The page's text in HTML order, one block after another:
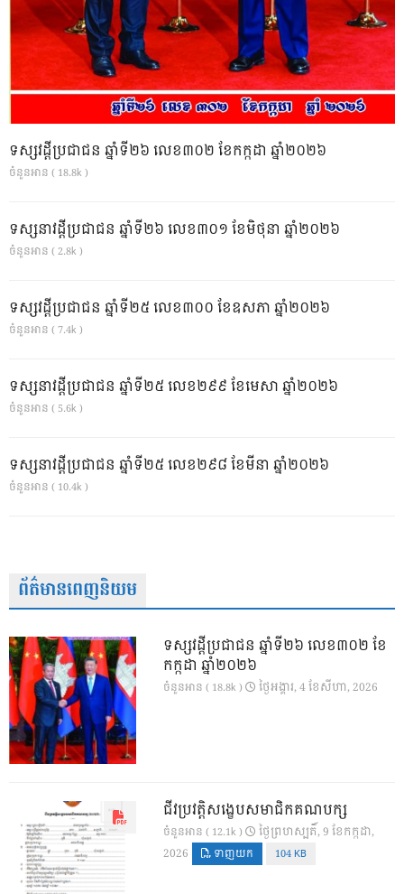
ទស្សវដ្តីប្រជាជន ឆ្នាំទី២៦ លេខ៣០២ ខែកក្កដា ឆ្នាំ២០២៦
ចំនួនអាន ( 18.8k )
ទស្សនាវដ្ដីប្រជាជន ឆ្នាំទី២៦ លេខ៣០១ ខែមិថុនា ឆ្នាំ២០២៦
ចំនួនអាន ( 2.8k )
ទស្សវដ្តីប្រជាជន ឆ្នាំទី២៥ លេខ៣០០ ខែឧសភា ឆ្នាំ២០២៦
ចំនួនអាន ( 7.4k )
ទស្សនាវដ្ដីប្រជាជន ឆ្នាំទី២៥ លេខ២៩៩ ខែមេសា ឆ្នាំ២០២៦
ចំនួនអាន ( 5.6k )
ទស្សនាវដ្ដីប្រជាជន ឆ្នាំទី២៥ លេខ២៩៨ ខែមីនា ឆ្នាំ២០២៦
ចំនួនអាន ( 10.4k )
ព័ត៌មានពេញនិយម
ទស្សវដ្តីប្រជាជន ឆ្នាំទី២៦ លេខ៣០២ ខែ
កក្កដា ឆ្នាំ២០២៦
ចំនួនអាន ( 18.8k ) ថ្ងៃ​អង្គារ, 4 ខែ​សីហា, 2026
ជីវប្រវត្តិសង្ខេបសមាជិកគណបក្ស
ចំនួនអាន ( 12.1k )
ថ្ងៃ​ព្រហស្បតិ៍, 9 ខែ​កក្កដា,
2026
ទាញយក 104 KB